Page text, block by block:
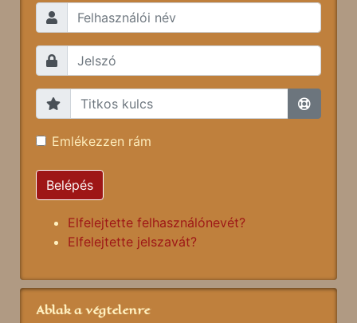
Emlékezzen rám
Belépés
Elfelejtette felhasználónevét?
Elfelejtette jelszavát?
Ablak a végtelenre